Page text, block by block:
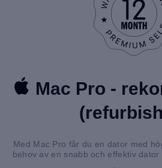
Mac Pro -
Med Mac Pro får du en dator med
behov av en snabb och effektiv